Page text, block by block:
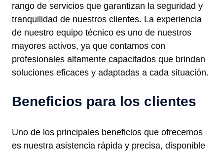
rango de servicios que garantizan la seguridad y
tranquilidad de nuestros clientes. La experiencia
de nuestro equipo técnico es uno de nuestros
mayores activos, ya que contamos con
profesionales altamente capacitados que brindan
soluciones eficaces y adaptadas a cada situación.
Beneficios para los clientes
Uno de los principales beneficios que ofrecemos
es nuestra asistencia rápida y precisa, disponible